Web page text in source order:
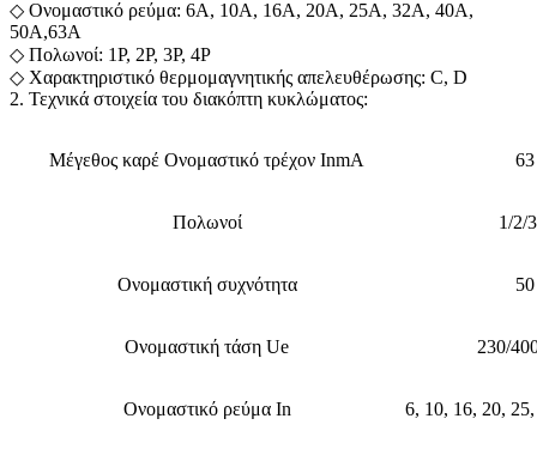
◇ Ονομαστικό ρεύμα: 6A, 10A, 16A, 20A, 25A, 32A, 40A,
50A,63A
◇ Πολωνοί: 1P, 2P, 3P, 4P
◇ Χαρακτηριστικό θερμομαγνητικής απελευθέρωσης: C, D
2. Τεχνικά στοιχεία του διακόπτη κυκλώματος:
Μέγεθος καρέ Ονομαστικό τρέχον InmA 63
Πολωνοί 1/2/
Ονομαστική συχνότητα 50
Ονομαστική τάση Ue 230/
Ονομαστικό ρεύμα In 6, 10, 16, 20,